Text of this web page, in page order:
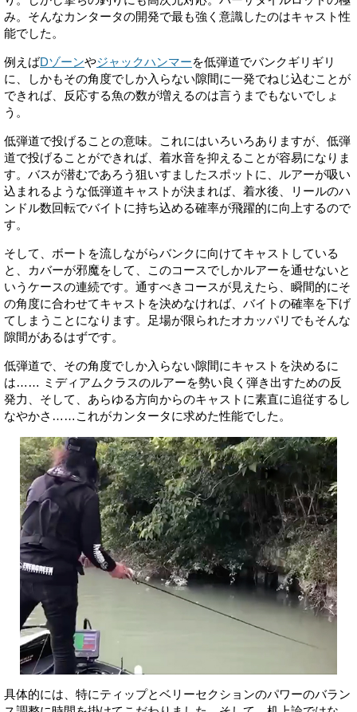
み。そんなカンタータの開発で最も強く意識したのはキャスト性
能でした。
例えばDゾーンやジャックハンマーを低弾道でバンクギリギリ
に、しかもその角度でしか入らない隙間に一発でねじ込むことが
できれば、反応する魚の数が増えるのは言うまでもないでしょ
う。
低弾道で投げることの意味。これにはいろいろありますが、低弾
道で投げることができれば、着水音を抑えることが容易になりま
す。バスが潜むであろう狙いすましたスポットに、ルアーが吸い
込まれるような低弾道キャストが決まれば、着水後、リールのハ
ンドル数回転でバイトに持ち込める確率が飛躍的に向上するので
す。
そして、ボートを流しながらバンクに向けてキャストしている
と、カバーが邪魔をして、このコースでしかルアーを通せないと
いうケースの連続です。通すべきコースが見えたら、瞬間的にそ
の角度に合わせてキャストを決めなければ、バイトの確率を下げ
てしまうことになります。足場が限られたオカッパリでもそんな
隙間があるはずです。
低弾道で、その角度でしか入らない隙間にキャストを決めるに
は…… ミディアムクラスのルアーを勢い良く弾き出すための反
発力、そして、あらゆる方向からのキャストに素直に追従するし
なやかさ……これがカンタータに求めた性能でした。
具体的には、特にティップとベリーセクションのパワーのバラン